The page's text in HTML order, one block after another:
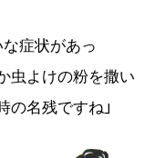
症状があっ
よけの粉を撒い
名残ですね」